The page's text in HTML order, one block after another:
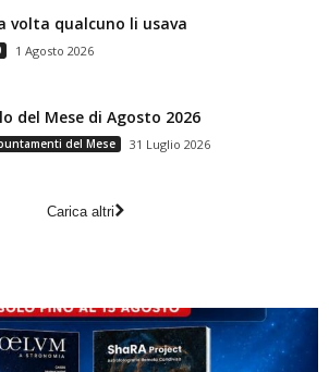
volta qualcuno li usava
1 Agosto 2026
del Mese di Agosto 2026
del Mese 31 Luglio 2026
Carica altri